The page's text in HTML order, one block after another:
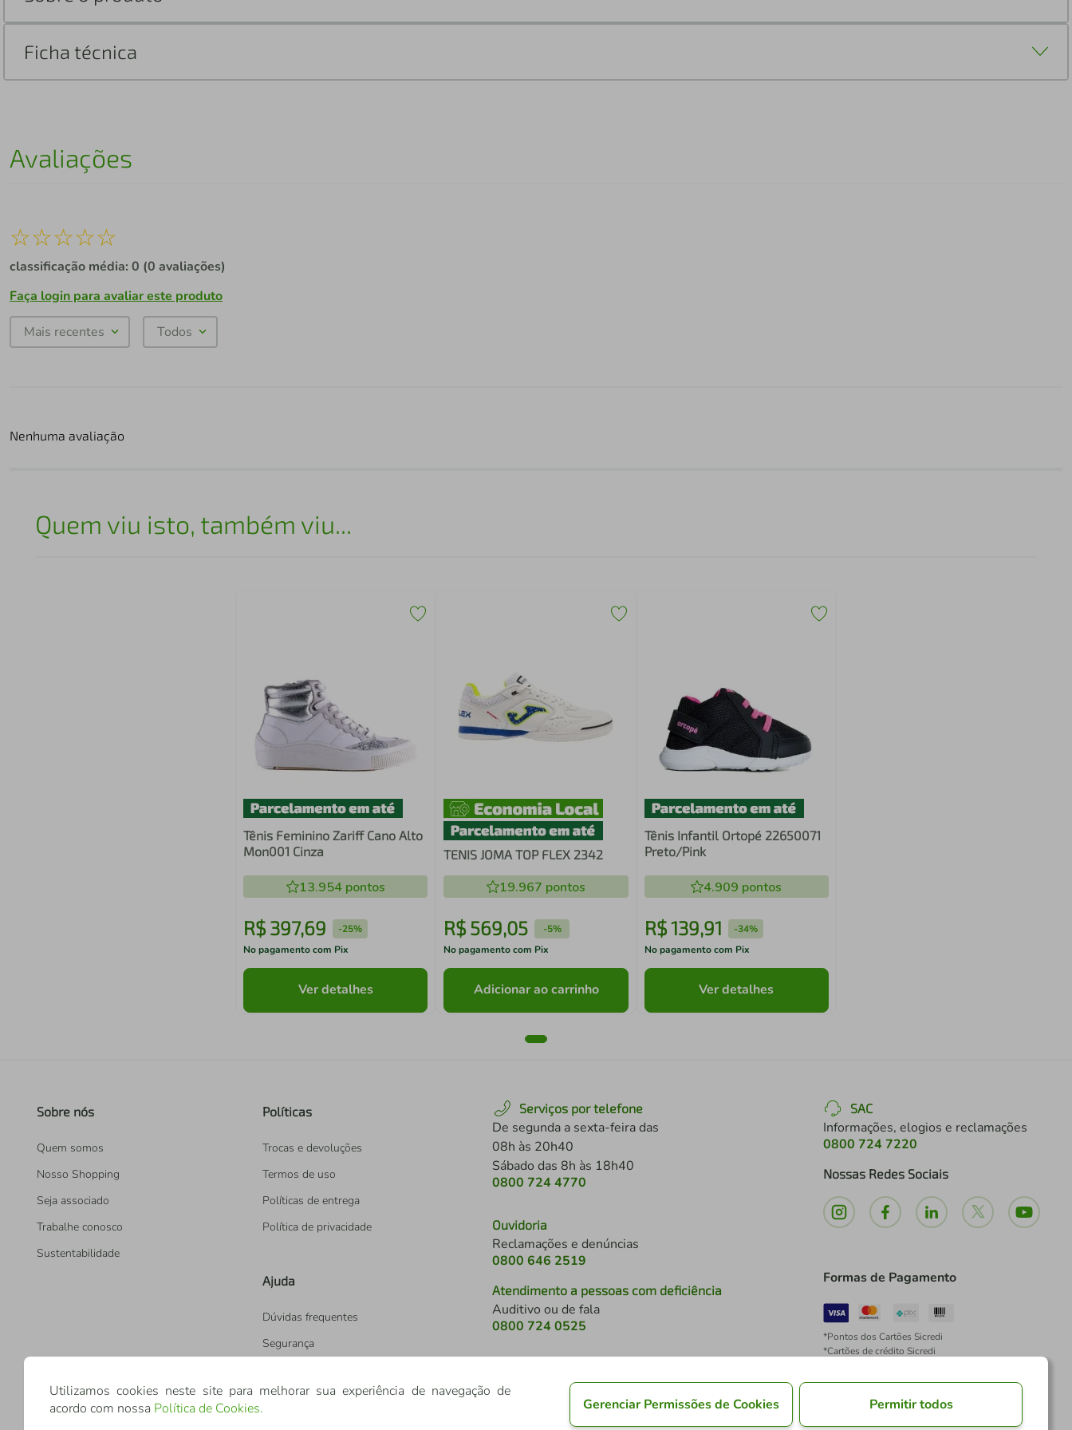
Ficha técnica
Avaliações
☆☆☆☆☆
classificação média: 0 (0 avaliações)
Faça login para avaliar este produto
Mais recentes Todos
Nenhuma avaliação
Quem viu isto, também viu...
Tênis Feminino Zariff Cano Alto
Mon001 Cinza
13.954pontos
R$397,69 -25%
No pagamento com Pix
Ver detalhes
TENIS JOMA TOP FLEX 2342
19.967 pontos
R$569,05 -5%
No pagamento com Pix
Adicionar ao carrinho
Tênis Infantil Ortopé 22650071
Preto/Pink
4.909 pontos
R$139,91 -34%
No pagamento com Pix
Ver detalhes
Sobre nós
Quem somos
Nosso Shopping
Seja associado
Trabalhe conosco
Sustentabilidade
Políticas
Trocas e devoluções
Termos de uso
Políticas de entrega
Política de privacidade
Ajuda
Dúvidas frequentes
Segurança
Serviços por telefone
De segunda a sexta-feira das
08h às 20h40
Sábado das 8h às 18h40
0800 724 4770
Ouvidoria
Reclamações e denúncias
0800 646 2519
Atendimento a pessoas com deficiência
Auditivo ou de fala
0800 724 0525
SAC
Informações, elogios e reclamações
0800 724 7220
Nossas Redes Sociais
Formas de Pagamento
*Pontos dos Cartões Sicredi
*Cartões de crédito Sicredi
*É vedada a cobrança de preço superior, valor ou
Utilizamos cookies neste site para melhorar sua experiência de navegação de
acordo com nossa Política de Cookies. Gerenciar Permissões de Cookies Permitir todos